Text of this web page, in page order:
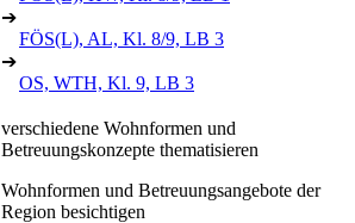
➔
FÖS(L), AL, Kl. 8/9, LB 3
➔
OS, WTH, Kl. 9, LB 3
verschiedene Wohnformen und
Betreuungskonzepte thematisieren
Wohnformen und Betreuungsangebote der
Region besichtigen